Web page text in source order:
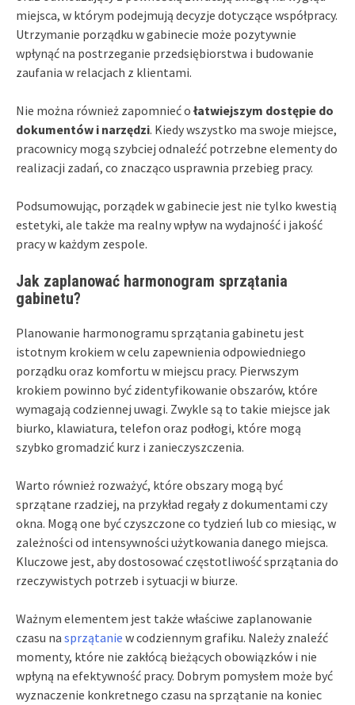
miejsca, w którym podejmują decyzje dotyczące współpracy.
Utrzymanie porządku w gabinecie może pozytywnie
wpłynąć na postrzeganie przedsiębiorstwa i budowanie
zaufania w relacjach z klientami.
Nie można również zapomnieć o łatwiejszym dostępie do
dokumentów i narzędzi. Kiedy wszystko ma swoje miejsce,
pracownicy mogą szybciej odnaleźć potrzebne elementy do
realizacji zadań, co znacząco usprawnia przebieg pracy.
Podsumowując, porządek w gabinecie jest nie tylko kwestią
estetyki, ale także ma realny wpływ na wydajność i jakość
pracy w każdym zespole.
Jak zaplanować harmonogram sprzątania
gabinetu?
Planowanie harmonogramu sprzątania gabinetu jest
istotnym krokiem w celu zapewnienia odpowiedniego
porządku oraz komfortu w miejscu pracy. Pierwszym
krokiem powinno być zidentyfikowanie obszarów, które
wymagają codziennej uwagi. Zwykle są to takie miejsce jak
biurko, klawiatura, telefon oraz podłogi, które mogą
szybko gromadzić kurz i zanieczyszczenia.
Warto również rozważyć, które obszary mogą być
sprzątane rzadziej, na przykład regały z dokumentami czy
okna. Mogą one być czyszczone co tydzień lub co miesiąc, w
zależności od intensywności użytkowania danego miejsca.
Kluczowe jest, aby dostosować częstotliwość sprzątania do
rzeczywistych potrzeb i sytuacji w biurze.
Ważnym elementem jest także właściwe zaplanowanie
czasu na sprzątanie w codziennym grafiku. Należy znaleźć
momenty, które nie zakłócą bieżących obowiązków i nie
wpłyną na efektywność pracy. Dobrym pomysłem może być
wyznaczenie konkretnego czasu na sprzątanie na koniec